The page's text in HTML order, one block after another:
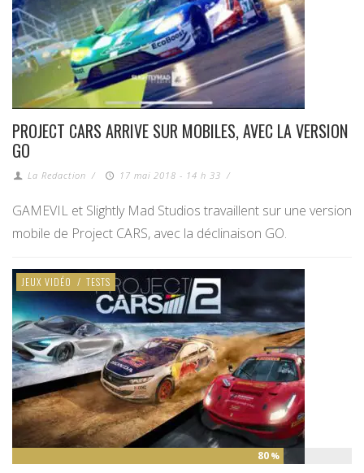
PROJECT CARS ARRIVE SUR MOBILES, AVEC LA VERSION
GO
La Redaction / 17 mai 2018 - 14 h 33 /
GAMEVIL et Slightly Mad Studios travaillent sur une version
mobile de Project CARS, avec la déclinaison GO.
80 %
JEUX VIDÉO / TESTS